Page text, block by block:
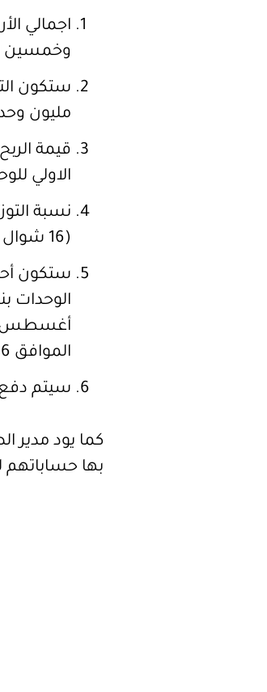
وخمسين
مليون
الاولي للوحدة هو 1.525% أي ما
(16 شوال 1439هــ) الموافق (30 يونيو 2018م).
ستكون
الموافق 6 أغسطس 2018م.
سيتم دفع التوزيعات
كما يود مدير
بها